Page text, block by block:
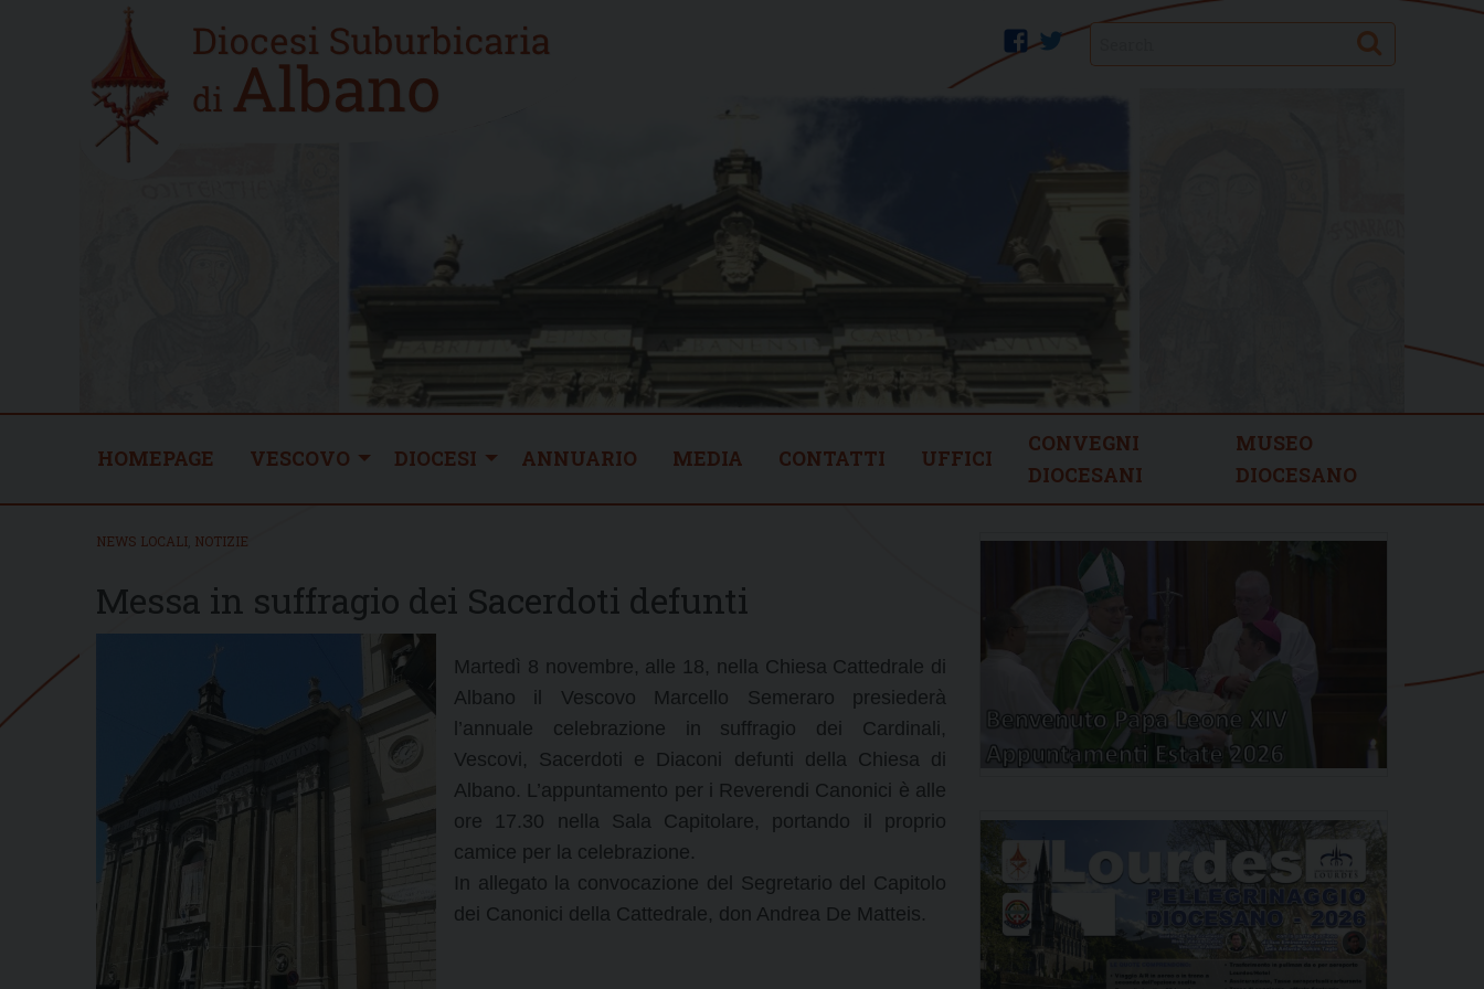
Home
new
twitter
facebook Search
HOMEPAGE VESCOVO DIOCESI ANNUARIO MEDIA CONTATTI UFFICI
CONVEGNI
DIOCESANI
MUSEO
DIOCESANO
NEWS LOCALI NOTIZIE
Messa in suffragio dei Sacerdoti defunti
Martedì 8 novembre, alle 18, nella Chiesa Cattedrale di
Albano il Vescovo Marcello Semeraro presiederà
l’annuale celebrazione in suffragio dei Cardinali,
Vescovi, Sacerdoti e Diaconi defunti della Chiesa di
Albano. L’appuntamento per i Reverendi Canonici è alle
ore 17.30 nella Sala Capitolare, portando il proprio
camice per la celebrazione.
In allegato la convocazione del Segretario del Capitolo
dei Canonici della Cattedrale, don Andrea De Matteis.